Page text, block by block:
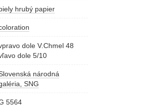
hrubý papier
dole V.Chmel 48
dole 5/10
národná
SNG
5564